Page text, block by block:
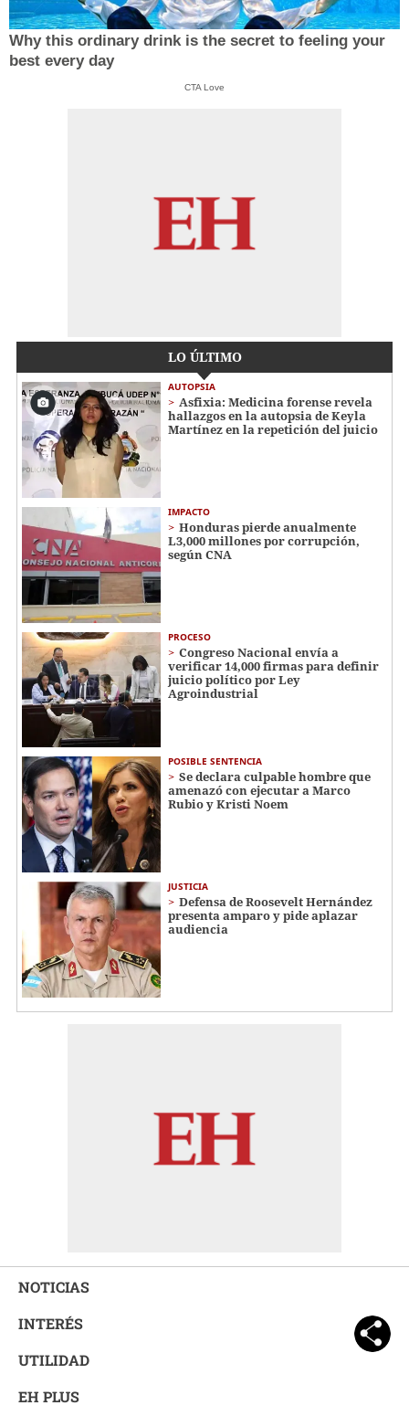
Why this ordinary drink is the secret to feeling your
best every day
CTA Love
LO ÚLTIMO
AUTOPSIA
Asfixia: Medicina forense revela
hallazgos en la autopsia de Keyla
Martínez en la repetición del juicio
IMPACTO
Honduras pierde anualmente
L3,000 millones por corrupción,
según CNA
PROCESO
Congreso Nacional envía a
verificar 14,000 firmas para definir
juicio político por Ley
Agroindustrial
POSIBLE SENTENCIA
Se declara culpable hombre que
amenazó con ejecutar a Marco
Rubio y Kristi Noem
JUSTICIA
Defensa de Roosevelt Hernández
presenta amparo y pide aplazar
audiencia
NOTICIAS
INTERÉS
UTILIDAD
EH PLUS